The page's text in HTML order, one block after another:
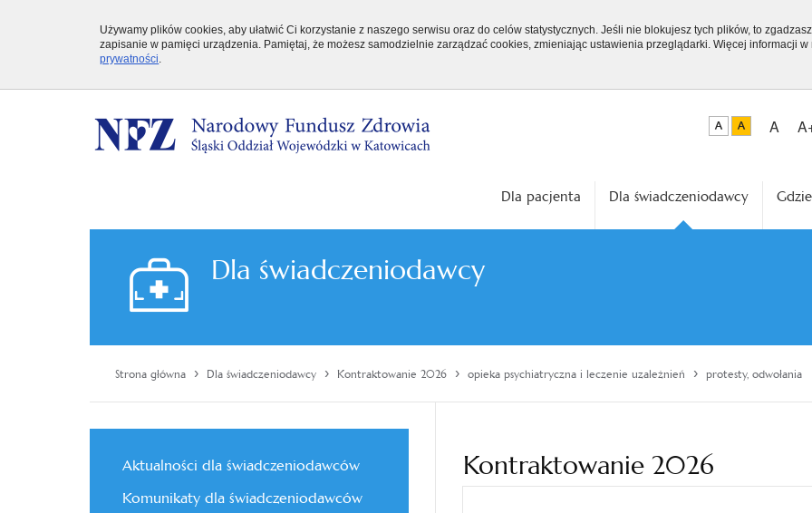
Używamy plików cookies, aby ułatwić Ci korzystanie z naszego serwisu oraz do celów statystycznych. Jeśli nie blokujesz tych plików, to
zapisanie w pamięci urządzenia. Pamiętaj, że możesz samodzielnie zarządzać cookies, zmieniając ustawienia przeglądarki. Więcej informacji
prywatności.
A
Dla pacjenta Dla świadczeniodawcy
Dla świadczeniodawcy
Strona główna › Dla świadczeniodawcy › Kontraktowanie 2026 › opieka psychiatryczna i leczenie uzależnień › protesty, odwołania
Aktualności dla świadczeniodawców
Komunikaty dla świadczeniodawców
Kontraktowanie 2026